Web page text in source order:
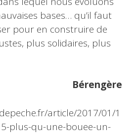
bases… qu’il faut
pour en construire de
plus solidaires, plus
Bérengère
article/2017/01/1
plus-qu-une-bouee-un-